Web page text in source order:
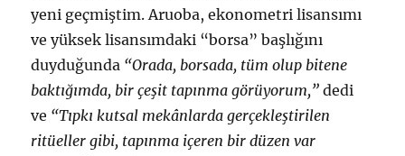
yeni geçmiştim. Aruoba, ekonometri lisansımı
ve yüksek lisansımdaki “borsa” başlığını
duyduğunda “Orada, borsada, tüm olup bitene
baktığımda, bir çeşit tapınma görüyorum,” dedi
ve “Tıpkı kutsal mekânlarda gerçekleştirilen
ritüeller gibi, tapınma içeren bir düzen var